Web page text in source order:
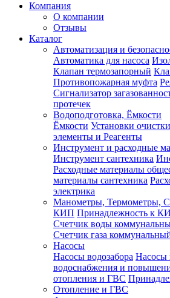
Компания
О компании
Отзывы
Каталог
Автоматизация и
Автоматика для насоса
Клапан термозапорный
Противопожарная муфта
Сигнализатор
протечек
Водоподготовка, Ёмкости
Ёмкости Установки
элементы и Реагенты
Инструмент и расходные
Инструмент сантехника
Расходные материалы
материалы сантехника
электрика
Манометры, Термометры,
КИП Принадлежность к
Счетчик воды
Счетчик газа
Насосы
Насосы водозабора Насосы
водоснабжения и
отопления и ГВС
Отопление и ГВС